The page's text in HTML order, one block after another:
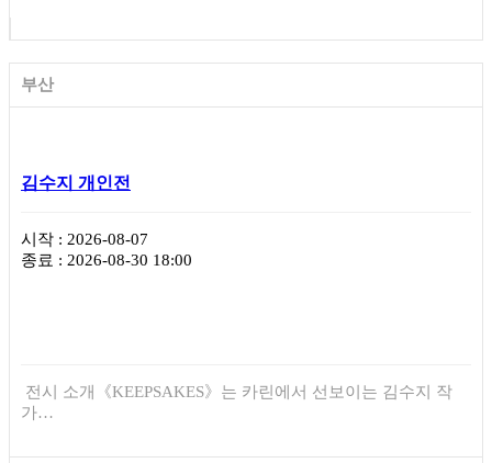
부산
김수지 개인전
시작 : 2026-08-07
종료 : 2026-08-30 18:00
전시 소개《KEEPSAKES》는 카린에서 선보이는 김수지 작
가…